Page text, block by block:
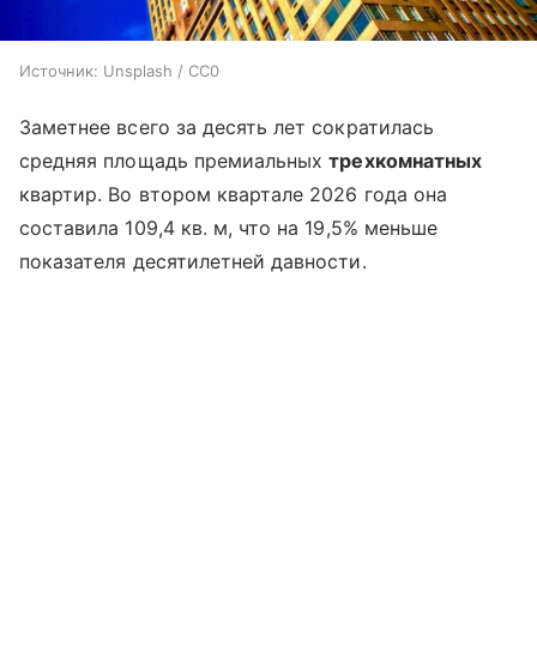
Источник: Unsplash / CC0
Заметнее всего за десять лет сократилась
средняя площадь премиальныхтрехкомнатных
квартир. Во втором квартале 2026 года она
составила 109,4 кв. м, что на 19,5% меньше
показателя десятилетней давности.